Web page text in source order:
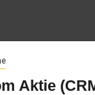
Aktie